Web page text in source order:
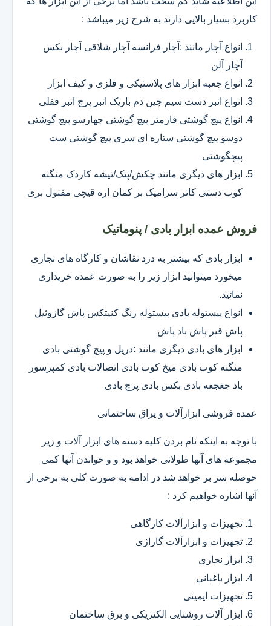
کاربرد بسیار بالایی دارند به شرح زیر میباشد :
انواع آچار مانند :آچار فرانسه آچار شلاقی آچار بکس
آچار آلن
انواع جعبه ابزار های پلاستیکی و فلزی و کیف ابزار
انواع انبر دست سیم چین دم باریک انبر پرچ انبر قفلی
انواع پیچ گوشتی فازمتر پیچ گوشتی چهارسو پیچ گوشتی
دوسو پیچ گوشتی ستاره ای سری پیچ گوشتی ست
پیچگوشتی
ابزار های دیگری مانند چکش/پتک/تیشه کاردک منگنه
کوب دستی کاتر سرامیک بر کمان اره قیچی مفتول بری
فروش عمده ابزار بادی / پنوماتیک
ابزار بادی که بیشتر به درد نقاشان و کارگاه های نجاری
میخورد میتوانید ابزار زیر را به صورت عمده خریداری
نمائید.
انواع پیستوله بادی پیستوله رنگ کنیتکس پاش گازوئیل
پاش قیر پاش باد پاش
ابزار های بادی دیگری مانند :دریل و پیچ گوشتی بادی
منگنه کوب بادی میخ کوب بادی اتصالات بادی کمپرسور
باد جغجغه بادی بکس بادی پرچ بادی
عمده فروشی ابزارآلات و یراق ساختمانی
با توجه به اینکه نام بردن کلیه دسته های ابزار آلات و زیر
مجموعه های آنها طولانی خواهد بود و و خواندن آنها کمی
حوصله سر بر خواهد شد در ادامه به صورت کلی به برخی از
آنها اشاره خواهیم کرد :
تجهیزات و ابزارآلات کارگاهی
تجهیزات و ابزارآلات گاراژی
ابزار نجاری
ابزار باغبانی
تجهیزات ایمینی
ابزار آلات روشنایی الکتریکی و برق ساختمان